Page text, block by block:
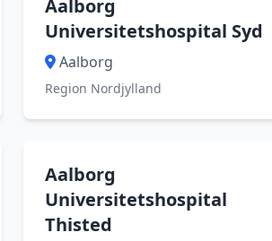
Aalborg
Universitetshospital Syd
Aalborg
Region Nordjylland
Aalborg
Universitetshospital
Thisted